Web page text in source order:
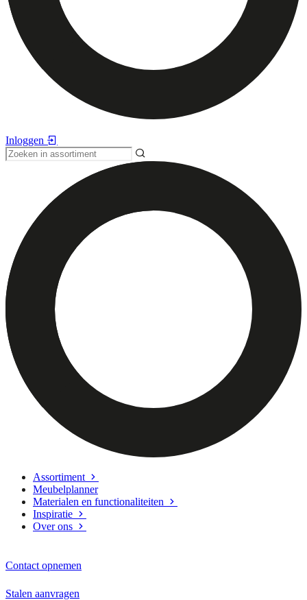
Inloggen
Assortiment
Meubelplanner
Materialen en functionaliteiten
Inspiratie
Over ons
Contact opnemen
Stalen aanvragen